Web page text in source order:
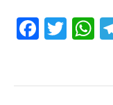
FacebookTwitter